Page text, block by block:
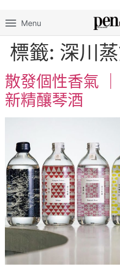
Menu
標籤: 深川
散發個性香氣
新精釀琴酒